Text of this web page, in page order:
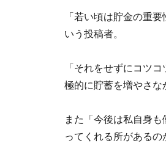
「若い頃は貯金の重
いう投稿者。
「それをせずにコツ
極的に貯蓄を増やさな
また「今後は私自身
ってくれる所があるの